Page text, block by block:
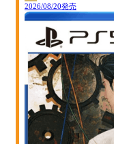
2026/08/20発売